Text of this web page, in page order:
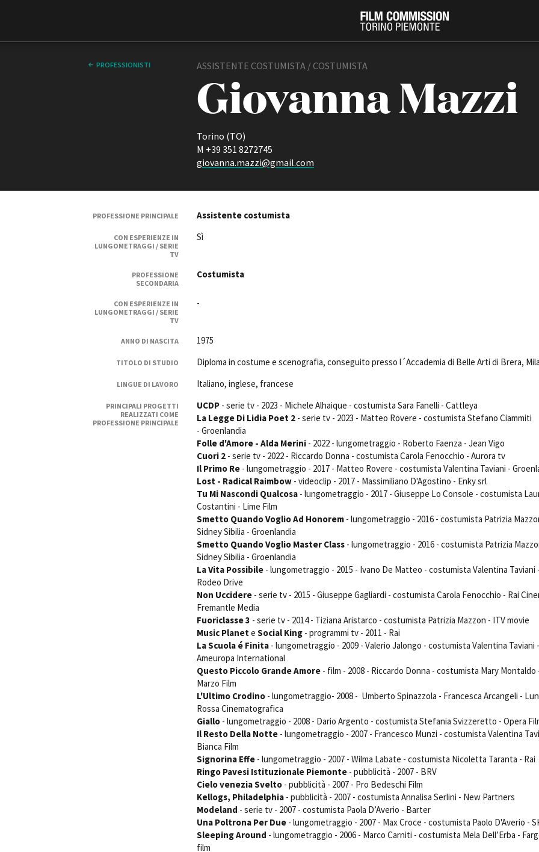
ABOUT
Contatti
La sede
Rete regionale
Amministrazione trasparente
Bandi e gare
Sostenibilità ambientale
SERVIZI
Servizi generali
Spazi nella sede FCTP
Sala Casting
Sala Paolo Tenna
FILM FUNDS
Piemonte Film Tv Fund
Piemonte Film Tv Development Fund
Piemonte Doc Film Fund
Short Film Fund
PRODUCTION GUIDE
CASTING
EVENTI, SPECIALI
Anteprime in Piemonte
TFI Torino Film Industry - Production
Days
Avenue Cove - Erasmus +
La Grazia - Immagini e location della
Open Day
Torino
Location
Elenco
Amministrazione trasparente Bandi e gare Contatti Privacy Cookie policy Whistleblowing Credits
PROFESSIONISTI ASSISTENTE COSTUMISTA / COSTUMISTA
Giovanna Mazzi
Torino (TO)
M +39 351 8272745
giovanna.mazzi@gmail.com
PROFESSIONE PRINCIPALE Assistente costumista
CON ESPERIENZE IN
LUNGOMETRAGGI / SERIE
TV
Sì
PROFESSIONE
SECONDARIA
Costumista
CON ESPERIENZE IN
LUNGOMETRAGGI / SERIE
TV
-
ANNO DI NASCITA 1975
TITOLO DI STUDIO Diploma in costume e scenografia, conseguito presso l´Accademia di Belle Arti di Brera,
LINGUE DI LAVORO Italiano, inglese, francese
PRINCIPALI PROGETTI
REALIZZATI COME
PROFESSIONE PRINCIPALE
UCDP- serie tv - 2023 - Michele Alhaique - costumista Sara Fanelli - Cattleya
La Legge Di Lidia Poet 2- serie tv - 2023 - Matteo Rovere - costumista Stefano Ciammiti
- Groenlandia
Folle d'Amore - Alda Merini- 2022 - lungometraggio - Roberto Faenza - Jean Vigo
Cuori 2- serie tv - 2022 - Riccardo Donna - costumista Carola Fenocchio - Aurora tv
Il Primo Re- lungometraggio - 2017 - Matteo Rovere - costumista Valentina Taviani -
Lost - Radical Raimbow- videoclip - 2017 - Massimiliano D'Agostino - Enky srl
Tu Mi Nascondi Qualcosa- lungometraggio - 2017 - Giuseppe Lo Console - costumista
Costantini - Lime Film
Smetto Quando Voglio Ad Honorem- lungometraggio - 2016 - costumista Patrizia
Sidney Sibilia - Groenlandia
Smetto Quando Voglio Master Class- lungometraggio - 2016 - costumista Patrizia
Sidney Sibilia - Groenlandia
La Vita Possibile- lungometraggio - 2015 - Ivano De Matteo - costumista Valentina Taviani -
Rodeo Drive
Non Uccidere- serie tv - 2015 - Giuseppe Gagliardi - costumista Carola Fenocchio - Rai
Fremantle Media
Fuoriclasse 3 - serie tv - 2014 - Tiziana Aristarco - costumista Patrizia Mazzon - ITV movie
Music Planete Social King- programmi tv - 2011 - Rai
La Scuola é Finita- lungometraggio - 2009 - Valerio Jalongo - costumista Valentina Taviani -
Ameuropa International
Questo Piccolo Grande Amore- film - 2008 - Riccardo Donna - costumista Mary Montaldo
Marzo Film
L'Ultimo Crodino- lungometraggio- 2008 - Umberto Spinazzola - Francesca Arcangeli -
Rossa Cinematografica
Giallo- lungometraggio - 2008 - Dario Argento - costumista Stefania Svizzeretto - Opera
Il Resto Della Notte- lungometraggio - 2007 - Francesco Munzi - costumista Valentina
Bianca Film
Signorina Effe- lungometraggio - 2007 - Wilma Labate - costumista Nicoletta Taranta - Rai
Ringo Pavesi Istituzionale Piemonte- pubblicità - 2007 - BRV
Cielo venezia Svelto- pubblicità - 2007 - Pro Bedeschi Film
Kellogs, Philadelphia - pubblicità - 2007 - costumista Annalisa Serlini - New Partners
Modeland - serie tv - 2007 - costumista Paola D’Averio - Barter
Una Poltrona Per Due- lungometraggio - 2007 - Max Croce - costumista Paolo D'Averio -
Sleeping Around - lungometraggio - 2006 - Marco Carniti - costumista Mela Dell’Erba -
film